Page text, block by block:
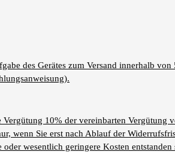
des Gerätes zum Versand innerhalb von
10% der vereinbarten Vergütung
wenn Sie erst nach Ablauf der
wesentlich geringere Kosten entstanden